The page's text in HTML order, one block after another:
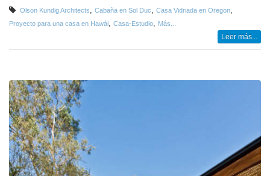
Olson Kundig Architects, Cabaña en Sol Duc, Casa Vidriada en Oregon,
Proyecto para una casa en Hawái, Casa-Estudio, Más...
Leer más...